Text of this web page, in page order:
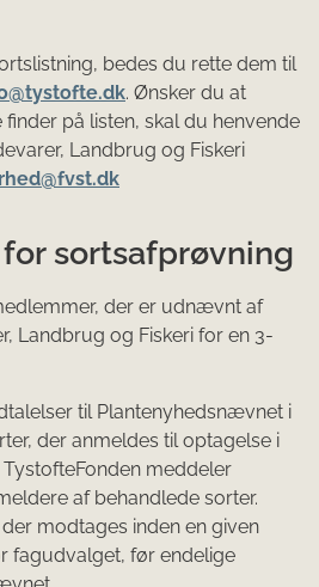
bedes du rette dem til
. Ønsker du at
på listen, skal du henvende
Landbrug og Fiskeri
sortsafprøvning
der er udnævnt af
Landbrug og Fiskeri for en 3-
til Plantenyhedsnævnet i
der anmeldes til optagelse i
meddeler
af behandlede sorter.
modtages inden en given
fagudvalget, før endelige